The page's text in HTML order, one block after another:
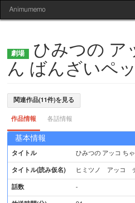
Animumemo
ひみつの ア
ん ばんざいペ
関連作品(11件)を見る
作品情報 各話情報
基本情報
タイトル ひみつの アッコ ち
タイトル(読み仮名) ヒミツノ アッコ
話数 -